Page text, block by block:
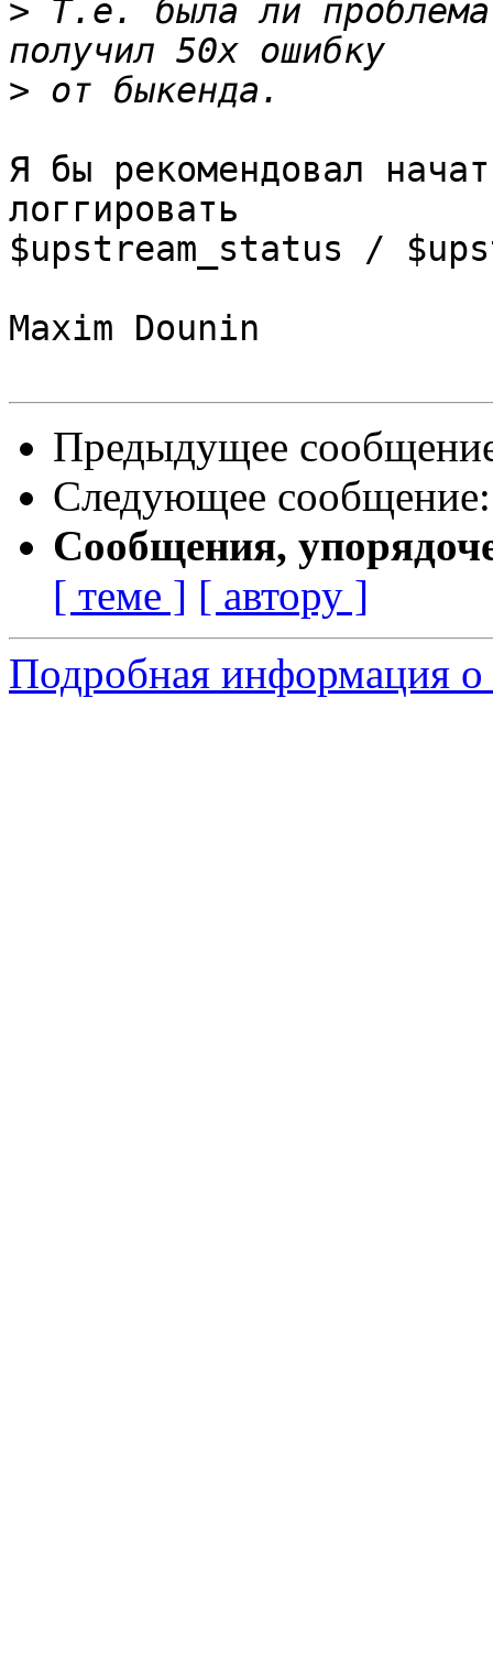
> Т.е. была ли
>
Я бы рекомендовал
логгировать
$upstream_status /
Maxim Dounin
Предыдущее
Следующее
Сообщения,
[ теме ] [ автору ]
Подробная информация